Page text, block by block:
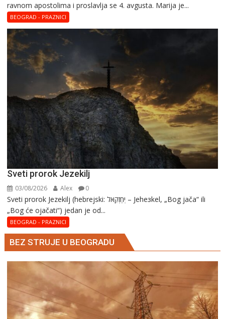
Magdalena
Blaga
ravnom apostolima i proslavlja se 4. avgusta. Marija je...
BEOGRAD - PRAZNICI
Sveti prorok Jezekilj
03/08/2026 Alex 0
Sveti prorok Jezekilj (hebrejski: יְחֶזְקֵאל – Jehезkel, „Bog jača“ ili
„Bog će ojačati“) jedan je od...
BEOGRAD - PRAZNICI
BEZ STRUJE U BEOGRADU